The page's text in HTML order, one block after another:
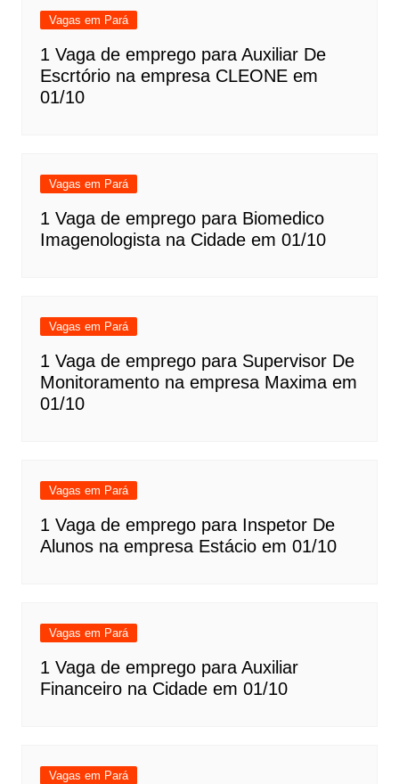
Vagas em Pará
1 Vaga de emprego para Auxiliar De
Escrtório na empresa CLEONE em
01/10
Vagas em Pará
1 Vaga de emprego para Biomedico
Imagenologista na Cidade em 01/10
Vagas em Pará
1 Vaga de emprego para Supervisor De
Monitoramento na empresa Maxima em
01/10
Vagas em Pará
1 Vaga de emprego para Inspetor De
Alunos na empresa Estácio em 01/10
Vagas em Pará
1 Vaga de emprego para Auxiliar
Financeiro na Cidade em 01/10
Vagas em Pará